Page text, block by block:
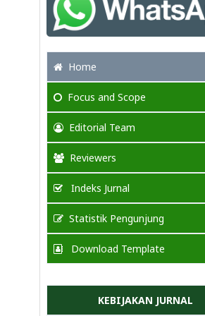
Home
Focus and Scope
Editorial Team
Reviewers
Indeks Jurnal
Statistik Pengunjung
Download Template
KEBIJAKAN JURNAL